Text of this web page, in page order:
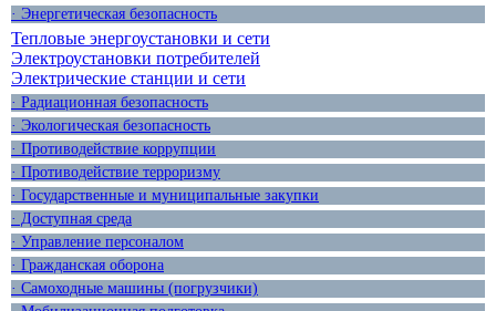
· Энергетическая безопасность
Тепловые энергоустановки и сети
Электроустановки потребителей
Электрические станции и сети
· Радиационная безопасность
· Экологическая безопасность
· Противодействие коррупции
· Противодействие терроризму
· Государственные и муниципальные закупки
· Доступная среда
· Управление персоналом
· Гражданская оборона
· Самоходные машины (погрузчики)